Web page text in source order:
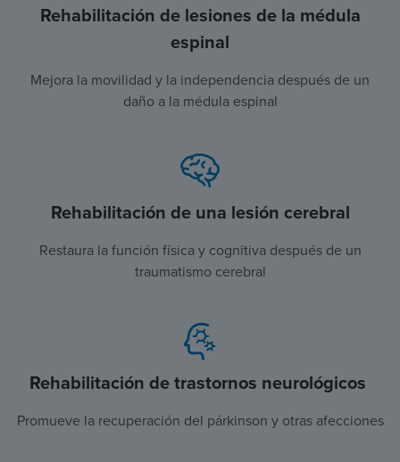
Rehabilitación de lesiones de la médula
espinal
Mejora la movilidad y la independencia después de un
daño a la médula espinal
Rehabilitación de una lesión cerebral
Restaura la función física y cognitiva después de un
traumatismo cerebral
Rehabilitación de trastornos neurológicos
Promueve la recuperación del párkinson y otras afecciones